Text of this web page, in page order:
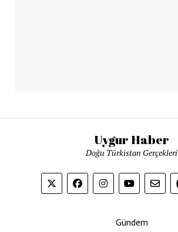
Uygur Haber
Doğu Türkistan Gerçekleri
Gündem